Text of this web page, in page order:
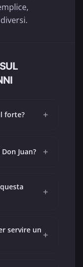
forte? +
Juan? +
+
servire un +